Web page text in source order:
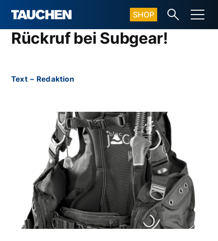
SHOP
Rückruf bei Subgear!
Text – Redaktion